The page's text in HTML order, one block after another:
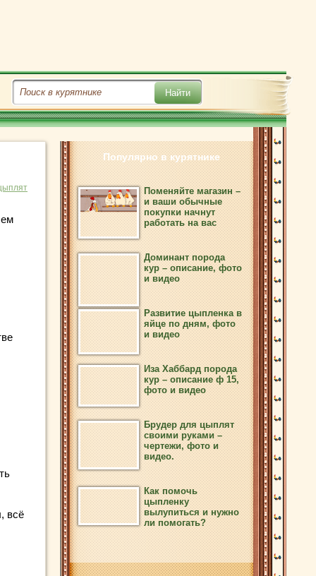
всё
Популярно в курятнике
Поменяйте магазин –
и ваши обычные
покупки начнут
работать на вас
Доминант порода
кур – описание, фото
и видео
Развитие цыпленка в
яйце по дням, фото
и видео
Иза Хаббард порода
кур – описание ф 15,
фото и видео
Брудер для цыплят
своими руками –
чертежи, фото и
видео.
Как помочь
цыпленку
вылупиться и нужно
ли помогать?